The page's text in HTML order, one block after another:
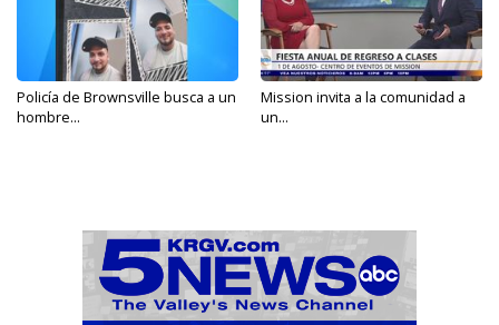
Policía de Brownsville busca a un
hombre...
Mission invita a la comunidad a
un...